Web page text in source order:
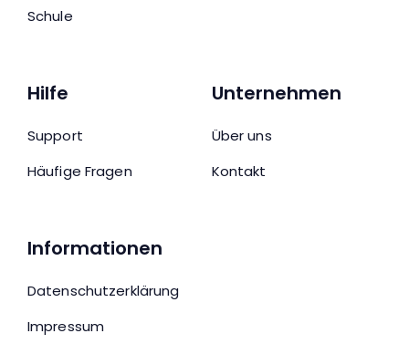
Schule
Hilfe
Support
Häufige Fragen
Unternehmen
Über uns
Kontakt
Informationen
Datenschutzerklärung
Impressum